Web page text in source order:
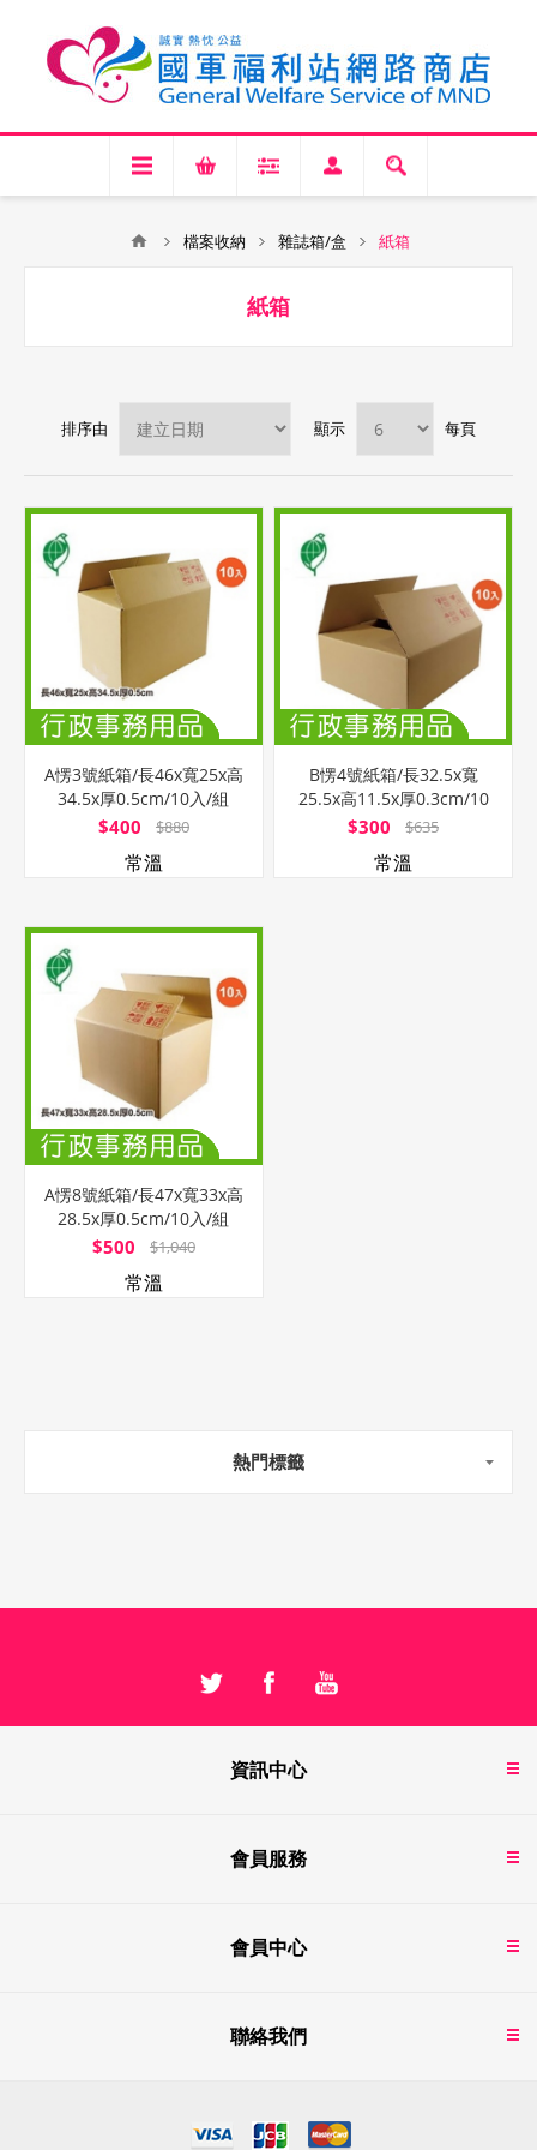
檔案收納 雜誌箱/盒 紙箱
紙箱
排序由 顯示 每頁
A愣3號紙箱/長46x寬25x高
34.5x厚0.5cm/10入/組
$400 $880
常溫
B愣4號紙箱/長32.5x寬
25.5x高11.5x厚0.3cm/10
入/組
$300 $635
常溫
A愣8號紙箱/長47x寬33x高
28.5x厚0.5cm/10入/組
$500 $1,040
常溫
熱門標籤
資訊中心
會員服務
會員中心
聯絡我們